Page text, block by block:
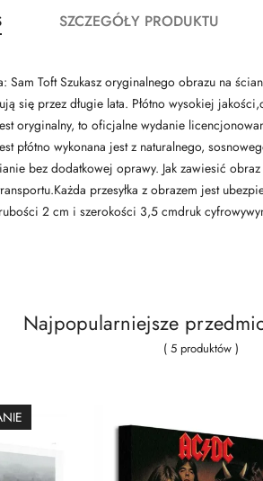
SZCZEGÓŁY PRODUKTU
Toft Szukasz oryginalnego obrazu na
przez długie lata. Płótno wysokiej
oryginalny, to oficjalne wydanie
wykonana jest z naturalnego,
bez dodatkowej oprawy. Jak zawiesić
przesyłka z obrazem jest
2 cm i szerokości 3,5 cmdruk
Najpopularniejsze
( 5 produktów )